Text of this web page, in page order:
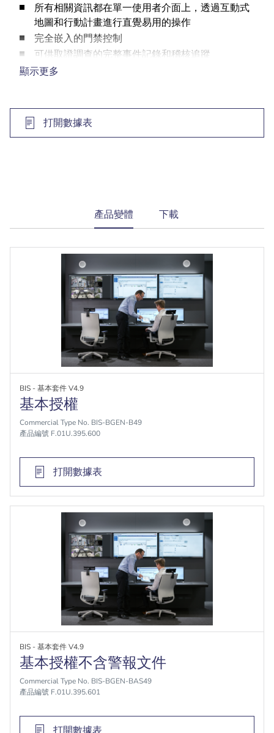
所有相關資訊都在單一使用者介面上，透過互動式
地圖和行動計畫進行直覺易用的操作
完全嵌入的門禁控制
可供取證調查的完整事件記錄和稽核追蹤
隨著您的需求成長的可擴充系統
顯示更多
打開數據表
current
tab:
產品變體 下載
BIS - 基本套件 V4.9
基本授權
Commercial Type No. BIS-BGEN-B49
產品編號 F.01U.395.600
打開數據表
BIS - 基本套件 V4.9
基本授權不含警報文件
Commercial Type No. BIS-BGEN-BAS49
產品編號 F.01U.395.601